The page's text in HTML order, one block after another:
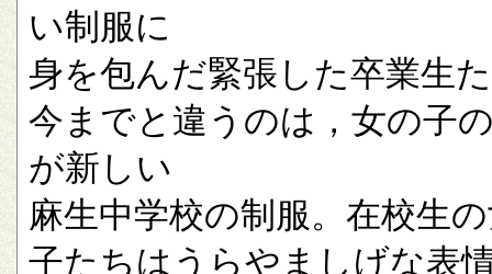
い制服に
身を包んだ緊張した卒業生
今までと違うのは，女の子
が新しい
麻生中学校の制服。在校生
子たちはうらやましげな表